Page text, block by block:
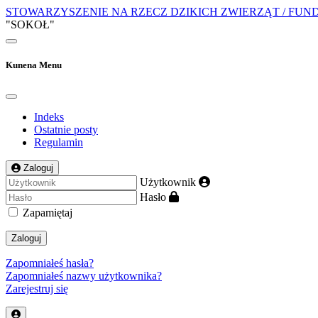
STOWARZYSZENIE NA RZECZ DZIKICH ZWIERZĄT /
"SOKOŁ"
Kunena Menu
Indeks
Ostatnie posty
Regulamin
Zaloguj
Użytkownik
Hasło
Zapamiętaj
Zaloguj
Zapomniałeś hasła?
Zapomniałeś nazwy użytkownika?
Zarejestruj się